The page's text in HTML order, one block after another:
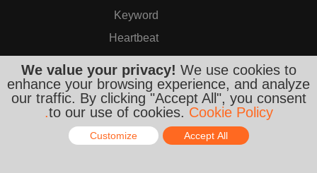
Keyword
Heartbeat
Firewall
SMTP
Streaming
We value your privacy! We use cookies to
enhance your browsing experience, and analyze
our traffic. By clicking "Accept All", you consent
to our use of cookies. Cookie Policy.
Accept All
Customize